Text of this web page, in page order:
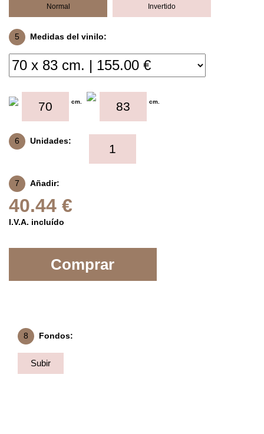
Normal Invertido
5 Medidas del vinilo:
cm. cm.
6 Unidades:
7 Añadir:
40.44 €
I.V.A. incluído
Comprar
8 Fondos:
Subir